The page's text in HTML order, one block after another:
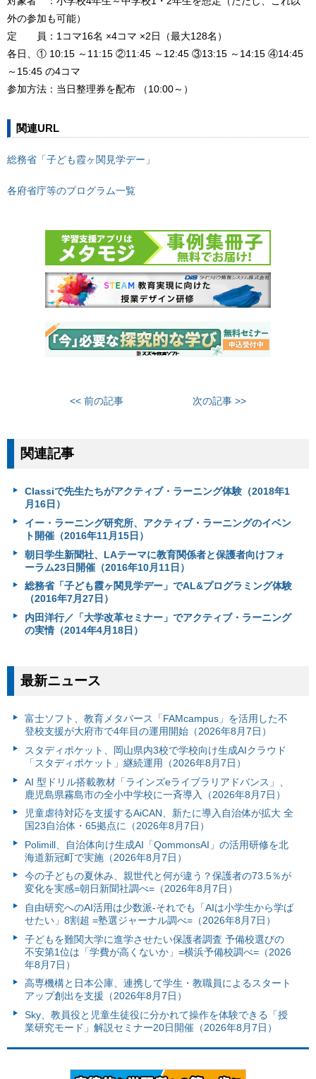
外の参加も可能）
定 員：1コマ16名 ×4コマ ×2日（最大128名）
各日、① 10:15 ～11:15 ②11:45 ～12:45 ③13:15 ～14:15 ④14:45
～15:45 の4コマ
参加方法：当日整理券を配布 （10:00～）
関連URL
総務省「子ども霞ヶ関見学デー」
各府省庁等のプログラム一覧
<< 前の記事 次の記事 >>
関連記事
Classiで先生たちがアクティブ・ラーニング体験（2018年1
月16日）
イー・ラーニング研究所、アクティブ・ラーニングのイベン
ト開催（2016年11月15日）
朝日学生新聞社、LAテーマに教育関係者と保護者向けフォ
ーラム23日開催（2016年10月11日）
総務省「子ども霞ヶ関見学デー」でAL&プログラミング体験
（2016年7月27日）
内田洋行／「大学改革セミナー」でアクティブ・ラーニング
の実情（2014年4月18日）
最新ニュース
富⼠ソフト、教育メタバース「FAMcampus」を活用した不
登校支援が大府市で4年目の運用開始（2026年8月7日）
スタディポケット、岡山県内3校で学校向け生成AIクラウド
「スタディポケット」継続運用（2026年8月7日）
AI 型ドリル搭載教材「ラインズeライブラリアドバンス」、
鹿児島県霧島市の全小中学校に一斉導入（2026年8月7日）
児童虐待対応を支援するAiCAN、新たに導入自治体が拡大 全
国23自治体・65拠点に（2026年8月7日）
Polimill、自治体向け生成AI「QommonsAI」の活用研修を北
海道新冠町で実施（2026年8月7日）
今の子どもの夏休み、親世代と何が違う？保護者の73.5％が
変化を実感=朝日新聞社調べ=（2026年8月7日）
自由研究へのAI活用は少数派-それでも「AIは小学生から学ば
せたい」8割超 =塾選ジャーナル調べ=（2026年8月7日）
子どもを難関大学に進学させたい保護者調査 予備校選びの
不安第1位は「学費が高くないか」=横浜予備校調べ=（2026
年8月7日）
高専機構と日本公庫、連携して学生・教職員によるスタート
アップ創出を支援（2026年8月7日）
Sky、教員役と児童生徒役に分かれて操作を体験できる「授
業研究モード」解説セミナー20日開催（2026年8月7日）